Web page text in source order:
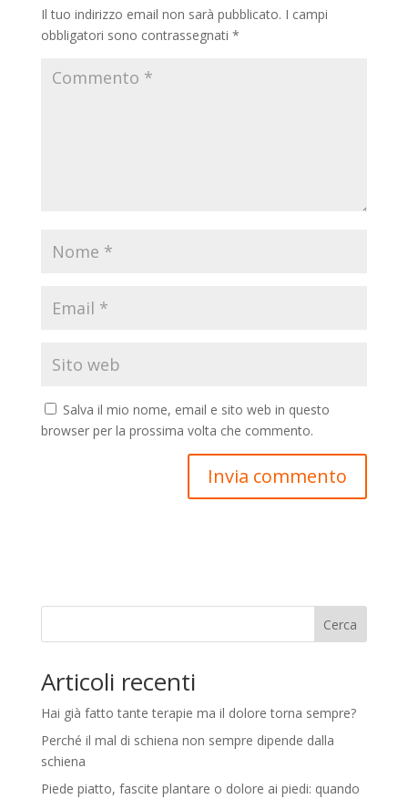
Il tuo indirizzo email non sarà pubblicato. I campi
obbligatori sono contrassegnati *
Salva il mio nome, email e sito web in questo
browser per la prossima volta che commento.
Cerca
Articoli recenti
Hai già fatto tante terapie ma il dolore torna sempre?
Perché il mal di schiena non sempre dipende dalla
schiena
Piede piatto, fascite plantare o dolore ai piedi: quando